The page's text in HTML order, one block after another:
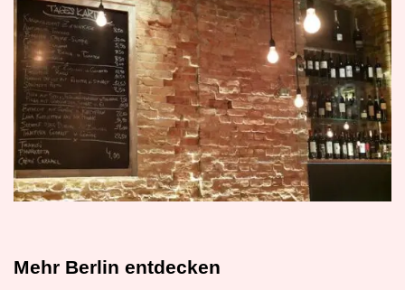
Mehr Berlin entdecken